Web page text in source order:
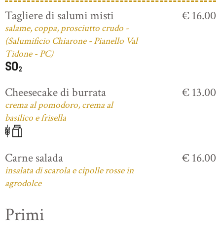
Tagliere di salumi misti
salame, coppa, prosciutto crudo -
(Salumificio Chiarone - Pianello Val
Tidone - PC)
€ 16.00
Cheesecake di burrata
crema al pomodoro, crema al
basilico e frisella
€ 13.00
Carne salada
insalata di scarola e cipolle rosse in
agrodolce
€ 16.00
Primi